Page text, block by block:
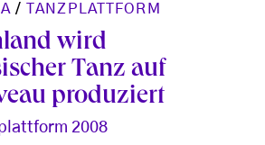
/ TANZPLATTFORM
wird
Tanz auf
produziert
2008